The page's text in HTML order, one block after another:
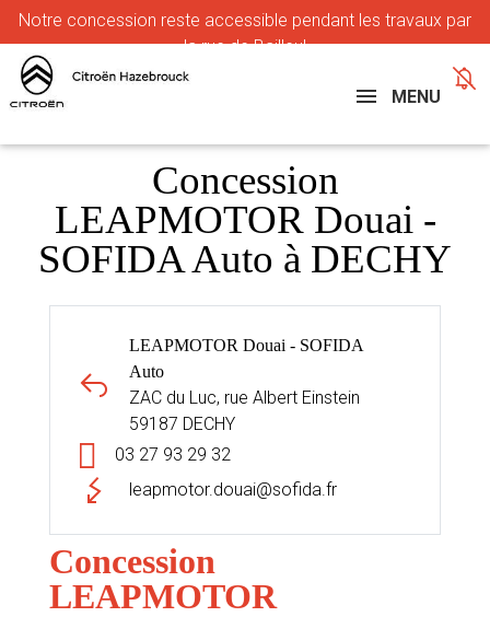
Notre concession reste accessible pendant les travaux par
la rue de Bailleul
MENU
Concession
LEAPMOTOR Douai -
SOFIDA Auto à DECHY
LEAPMOTOR Douai - SOFIDA
Auto
ZAC du Luc, rue Albert Einstein
59187 DECHY
03 27 93 29 32
leapmotor.douai@sofida.fr
Concession
LEAPMOTOR